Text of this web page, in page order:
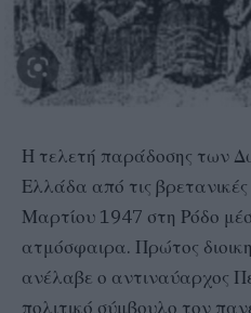
Η τελετή παράδοσης των
Ελλάδα από τις βρετανικές
Μαρτίου 1947 στη Ρόδο
ατμόσφαιρα. Πρώτος
ανέλαβε ο αντιναύαρχος
πολιτικό σύμβουλο τον